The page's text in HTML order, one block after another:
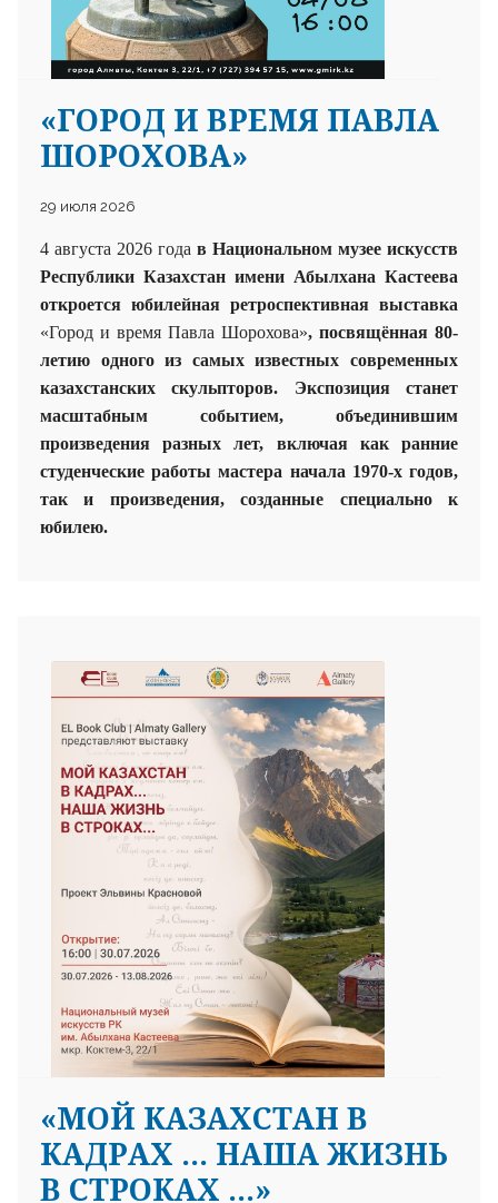
«ГОРОД И ВРЕМЯ ПАВЛА
ШОРОХОВА»
29 июля 2026
4 августа 2026 года в Национальном музее искусств
Республики Казахстан имени Абылхана Кастеева
откроется юбилейная ретроспективная выставка
«Город и время Павла Шорохова», посвящённая 80-
летию одного из самых известных современных
казахстанских скульпторов. Экспозиция станет
масштабным событием, объединившим
произведения разных лет, включая как ранние
студенческие работы мастера начала 1970-х годов,
так и произведения, созданные специально к
юбилею.
«МОЙ КАЗАХСТАН В
КАДРАХ … НАША ЖИЗНЬ
В СТРОКАХ …»